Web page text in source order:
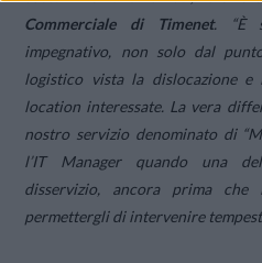
Commerciale di Timenet. “È
impegnativo, non solo dal
logistico vista la dislocazione e
location interessate. La vera
nostro servizio denominato di
l’IT Manager quando una
disservizio, ancora prima
permettergli di intervenire